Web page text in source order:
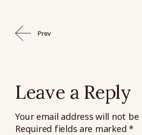
Prev
Leave a Reply
Your email address will not be
Required fields are marked*